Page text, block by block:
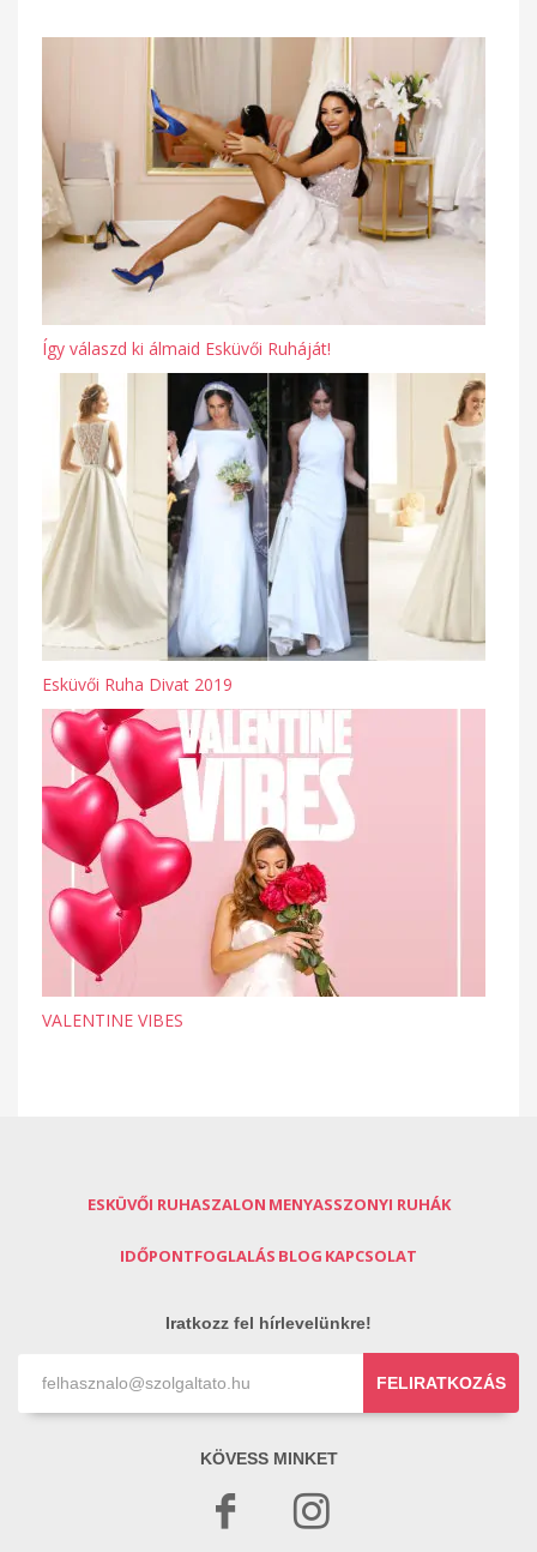
Így válaszd ki álmaid Esküvői Ruháját!
Esküvői Ruha Divat 2019
VALENTINE VIBES
ESKÜVŐI RUHASZALON MENYASSZONYI RUHÁK
IDŐPONTFOGLALÁS BLOG KAPCSOLAT
Iratkozz fel hírlevelünkre!
FELIRATKOZÁS
KÖVESS MINKET